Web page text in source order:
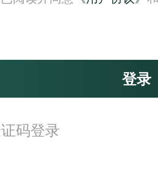
登录
码登录